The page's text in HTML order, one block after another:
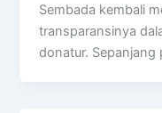
Sembada kembali
transparansinya
donatur. Sepanjang